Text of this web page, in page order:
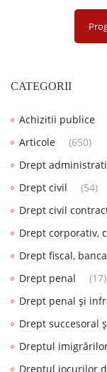
CATEGORII
Achizitii publice
Articole
(650)
Drept
Drept civil
(54)
Drept civil
Drept corporativ,
Drept fiscal,
Drept penal
(17)
Drept penal și
Drept succesoral
Dreptul
Dreptul jocurilor